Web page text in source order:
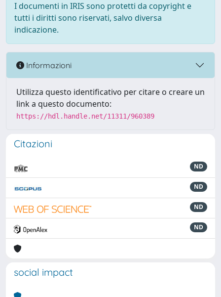
I documenti in IRIS sono protetti da copyright e
tutti i diritti sono riservati, salvo diversa
indicazione.
Informazioni
Utilizza questo identificativo per citare o creare un
link a questo documento:
https://hdl.handle.net/11311/960389
Citazioni
ND
ND
ND
ND
social impact